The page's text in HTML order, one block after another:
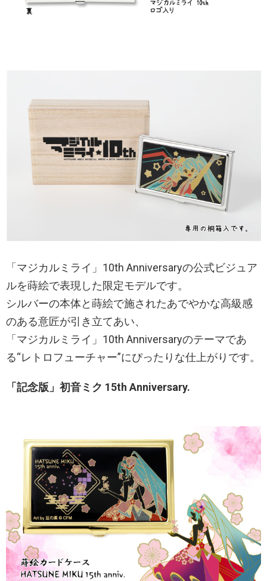
「マジカルミライ」10th Anniversaryの公式ビジュア
ルを蒔絵で表現した限定モデルです。
シルバーの本体と蒔絵で施されたあでやかな高級感
のある意匠が引き立てあい、
「マジカルミライ」10th Anniversaryのテーマであ
る“レトロフューチャー”にぴったりな仕上がりです。
「記念版」初音ミク 15th Anniversary.